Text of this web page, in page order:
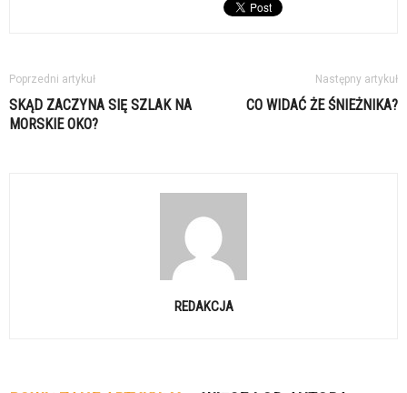
Poprzedni artykuł
SKĄD ZACZYNA SIĘ SZLAK NA
MORSKIE OKO?
Następny artykuł
CO WIDAĆ ŻE ŚNIEŻNIKA?
REDAKCJA